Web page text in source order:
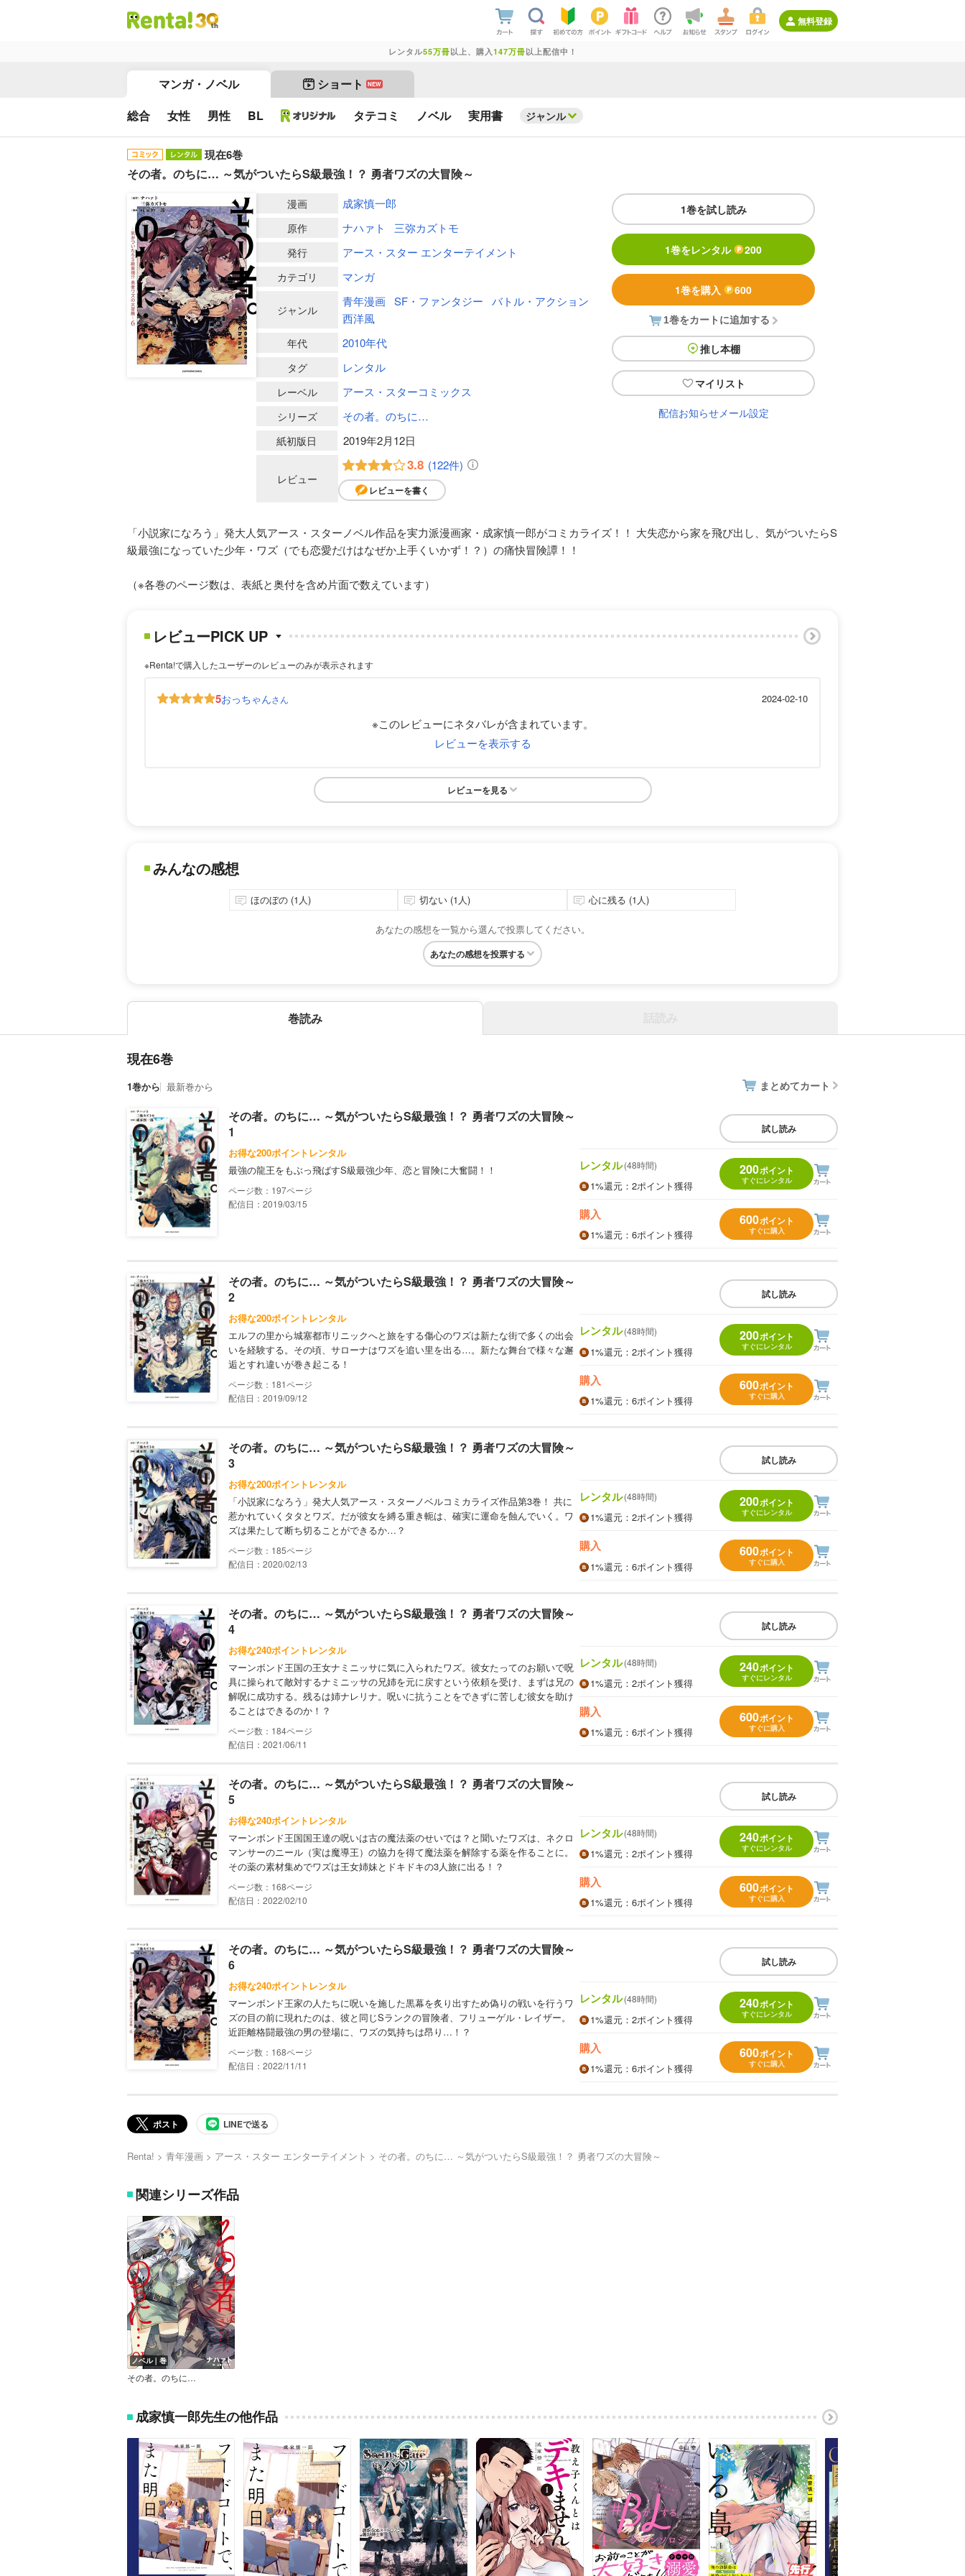
無料登録
レンタル55万冊以上、購入 147万冊以上配信中！
マンガ・ノベル ショート NEW
総合 女性 男性 BL タテコミ ノベル 実用書 ジャンル
現在6巻
その者。のちに… ～気がついたらS級最強！？ 勇者ワズの大冒険～
1巻を試し読み
1巻をレンタル 200
1巻を購入 600
1巻をカートに追加する
推し本棚
マイリスト
配信お知らせメール設定
漫画 成家慎一郎
原作 ナハァト 三弥カズトモ
発行 アース・スター エンターテイメント
カテゴリ マンガ
ジャンル
青年漫画 SF・ファンタジー
バトル・アクション
西洋風
年代 2010年代
タグ レンタル
レーベル アース・スターコミックス
シリーズ その者。のちに…
紙初版日 2019年2月12日
レビュー
3.8 (122件)
レビューを書く
「小説家になろう」発大人気アース・スターノベル作品を実力派漫画家・成家慎一郎がコミカライズ！！ 大失恋から家を飛び出し、気がついたらS
級最強になっていた少年・ワズ（でも恋愛だけはなぜか上手くいかず！？）の痛快冒険譚！！
（※各巻のページ数は、表紙と奥付を含め片面で数えています）
レビューPICK UP
※Renta!で購入したユーザーのレビューのみが表示されます
5おっちゃんさん 2024-02-10
※このレビューにネタバレが含まれています。
レビューを表示する
レビューを見る
みんなの感想
ほのぼの (1人) 切ない (1人) 心に残る (1人)
あなたの感想を一覧から選んで投票してください。
あなたの感想を投票する
巻読み
現在6巻
1巻から 最新巻から まとめてカート
その者。のちに… ～気がついたらS級最強！？ 勇者ワズの大冒険～
1
お得な200ポイントレンタル
最強の龍王をもぶっ飛ばすS級最強少年、恋と冒険に大奮闘！！
197
配信日：2019/03/15
試し読み
レンタル(48時間)
1%還元 ：2ポイント獲得
200ポイント
すぐにレンタル
購入
1%還元 ：6ポイント獲得
600ポイント
すぐに購入
その者。のちに… ～気がついたらS級最強！？ 勇者ワズの大冒険～
2
お得な200ポイントレンタル
エルフの里から城塞都市リニックへと旅をする傷心のワズは新たな街で多くの出会
いを経験する。その頃、サローナはワズを追い里を出る…。新たな舞台で様々な邂
逅とすれ違いが巻き起こる！
181
配信日：2019/09/12
試し読み
レンタル(48時間)
1%還元 ：2ポイント獲得
200ポイント
すぐにレンタル
購入
1%還元 ：6ポイント獲得
600ポイント
すぐに購入
その者。のちに… ～気がついたらS級最強！？ 勇者ワズの大冒険～
3
お得な200ポイントレンタル
「小説家になろう」発大人気アース・スターノベルコミカライズ作品第3巻！ 共に
惹かれていくタタとワズ。だが彼女を縛る重き軛は、確実に運命を蝕んでいく。ワ
ズは果たして断ち切ることができるか…？
185
配信日：2020/02/13
試し読み
レンタル(48時間)
1%還元 ：2ポイント獲得
200ポイント
すぐにレンタル
購入
1%還元 ：6ポイント獲得
600ポイント
すぐに購入
その者。のちに… ～気がついたらS級最強！？ 勇者ワズの大冒険～
4
お得な240ポイントレンタル
マーンボンド王国の王女ナミニッサに気に入られたワズ。彼女たってのお願いで呪
具に操られて敵対するナミニッサの兄姉を元に戻すという依頼を受け、まずは兄の
解呪に成功する。残るは姉ナレリナ。呪いに抗うことをできずに苦しむ彼女を助け
ることはできるのか！？
184
配信日：2021/06/11
試し読み
レンタル(48時間)
1%還元 ：2ポイント獲得
240ポイント
すぐにレンタル
購入
1%還元 ：6ポイント獲得
600ポイント
すぐに購入
その者。のちに… ～気がついたらS級最強！？ 勇者ワズの大冒険～
5
お得な240ポイントレンタル
マーンボンド王国国王達の呪いは古の魔法薬のせいでは？と聞いたワズは、ネクロ
マンサーのニール（実は魔導王）の協力を得て魔法薬を解除する薬を作ることに。
その薬の素材集めでワズは王女姉妹とドキドキの3人旅に出る！？
168
配信日：2022/02/10
試し読み
レンタル(48時間)
1%還元 ：2ポイント獲得
240ポイント
すぐにレンタル
購入
1%還元 ：6ポイント獲得
600ポイント
すぐに購入
その者。のちに… ～気がついたらS級最強！？ 勇者ワズの大冒険～
6
お得な240ポイントレンタル
マーンボンド王家の人たちに呪いを施した黒幕を炙り出すため偽りの戦いを行うワ
ズの目の前に現れたのは、彼と同じSランクの冒険者、フリューゲル・レイザー。
近距離格闘最強の男の登場に、ワズの気持ちは昂り…！？
168
配信日：2022/11/11
試し読み
レンタル(48時間)
1%還元 ：2ポイント獲得
240ポイント
すぐにレンタル
購入
1%還元 ：6ポイント獲得
600ポイント
すぐに購入
ポスト LINEで送る
Renta! 青年漫画 アース・スター エンターテイメント その者。のちに… ～気がついたらS級最強！？ 勇者ワズの大冒険～
関連シリーズ作品
ノベル｜巻
その者。のちに…
成家慎一郎先生の他作品